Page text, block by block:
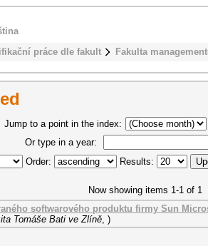
práce dle fakult Fakulta
Jump to a point in the index:
Or type in a year:
Order: Results:
Now showing items 1-1 of 1
softwarového produktu firmy Sun
Tomáše Bati ve Zlíně, )